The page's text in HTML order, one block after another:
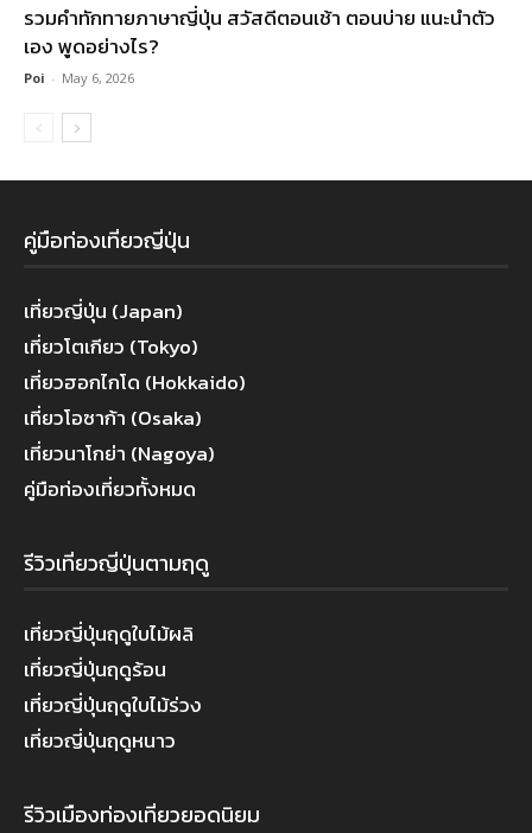
รวมคําทักทายภาษาญี่ปุ่น สวัสดีตอนเช้า ตอนบ่าย แนะนำตัว
เอง พูดอย่างไร?
Poi - May 6, 2026
คู่มือท่องเที่ยวญี่ปุ่น
เที่ยวญี่ปุ่น (Japan)
เที่ยวโตเกียว (Tokyo)
เที่ยวฮอกไกโด (Hokkaido)
เที่ยวโอซาก้า (Osaka)
เที่ยวนาโกย่า (Nagoya)
คู่มือท่องเที่ยวทั้งหมด
รีวิวเที่ยวญี่ปุ่นตามฤดู
เที่ยวญี่ปุ่นฤดูใบไม้ผลิ
เที่ยวญี่ปุ่นฤดูร้อน
เที่ยวญี่ปุ่นฤดูใบไม้ร่วง
เที่ยวญี่ปุ่นฤดูหนาว
รีวิวเมืองท่องเที่ยวยอดนิยม